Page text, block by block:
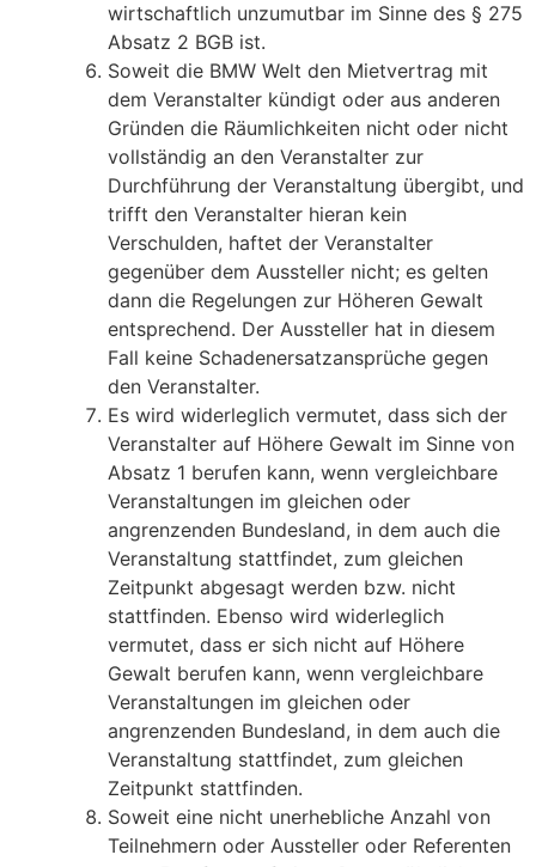
wirtschaftlich unzumutbar im Sinne des § 275
Absatz 2 BGB ist.
Soweit die BMW Welt den Mietvertrag mit
dem Veranstalter kündigt oder aus anderen
Gründen die Räumlichkeiten nicht oder nicht
vollständig an den Veranstalter zur
Durchführung der Veranstaltung übergibt, und
trifft den Veranstalter hieran kein
Verschulden, haftet der Veranstalter
gegenüber dem Aussteller nicht; es gelten
dann die Regelungen zur Höheren Gewalt
entsprechend. Der Aussteller hat in diesem
Fall keine Schadenersatzansprüche gegen
den Veranstalter.
Es wird widerleglich vermutet, dass sich der
Veranstalter auf Höhere Gewalt im Sinne von
Absatz 1 berufen kann, wenn vergleichbare
Veranstaltungen im gleichen oder
angrenzenden Bundesland, in dem auch die
Veranstaltung stattfindet, zum gleichen
Zeitpunkt abgesagt werden bzw. nicht
stattfinden. Ebenso wird widerleglich
vermutet, dass er sich nicht auf Höhere
Gewalt berufen kann, wenn vergleichbare
Veranstaltungen im gleichen oder
angrenzenden Bundesland, in dem auch die
Veranstaltung stattfindet, zum gleichen
Zeitpunkt stattfinden.
Soweit eine nicht unerhebliche Anzahl von
Teilnehmern oder Aussteller oder Referenten